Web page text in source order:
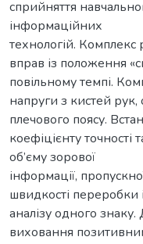
сприйняття
інформаційних
технологій.
вправ із положення
повільному темпі.
напруги з кистей рук,
плечового поясу.
коефіцієнту точності
об’єму зорової
інформації,
швидкості переробки
аналізу одного
виховання